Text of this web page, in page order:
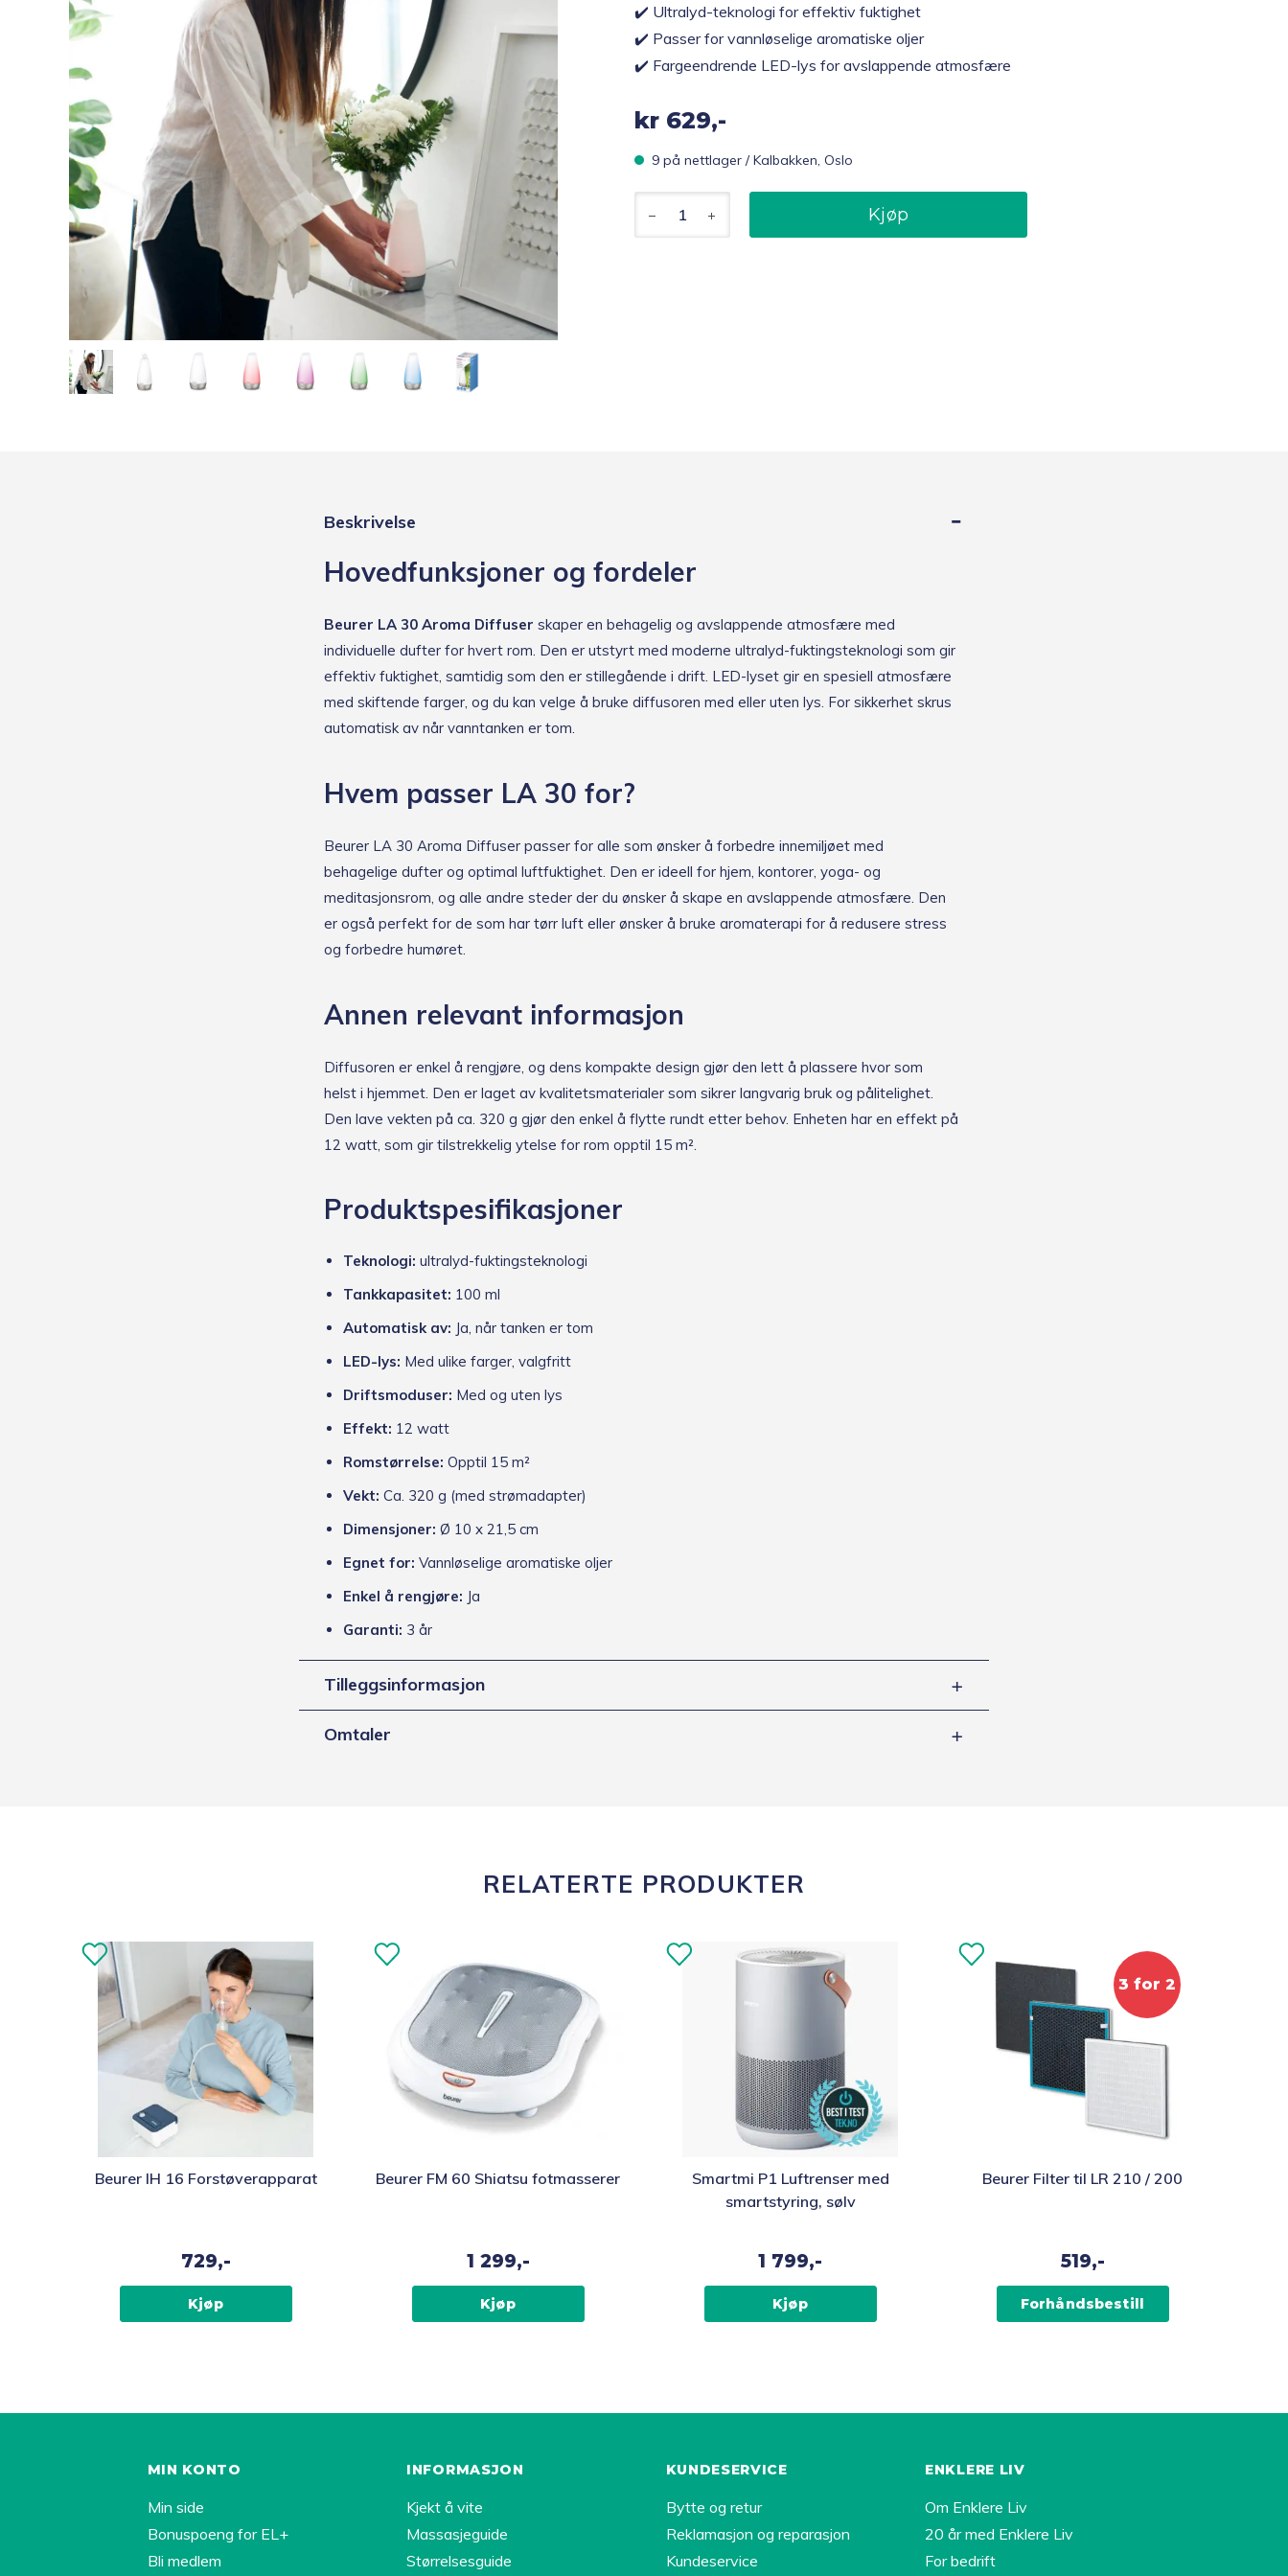
Hjelpemidler
Reservedeler
✔️ Ultralyd-teknologi for effektiv fuktighet
✔️ Passer for vannløselige aromatiske oljer
✔️ Fargeendrende LED-lys for avslappende atmosfære
kr 629,-
9 på nettlager / Kalbakken, Oslo
LA
30
Kjøp
Beskrivelse
Hovedfunksjoner og fordeler
Beurer LA 30 Aroma Diffuser skaper en behagelig og avslappende atmosfære med
individuelle dufter for hvert rom. Den er utstyrt med moderne ultralyd-fuktingsteknologi som gir
effektiv fuktighet, samtidig som den er stillegående i drift. LED-lyset gir en spesiell atmosfære
med skiftende farger, og du kan velge å bruke diffusoren med eller uten lys. For sikkerhet skrus
automatisk av når vanntanken er tom.
Hvem passer LA 30 for?
Beurer LA 30 Aroma Diffuser passer for alle som ønsker å forbedre innemiljøet med
behagelige dufter og optimal luftfuktighet. Den er ideell for hjem, kontorer, yoga- og
meditasjonsrom, og alle andre steder der du ønsker å skape en avslappende atmosfære. Den
er også perfekt for de som har tørr luft eller ønsker å bruke aromaterapi for å redusere stress
og forbedre humøret.
Annen relevant informasjon
Diffusoren er enkel å rengjøre, og dens kompakte design gjør den lett å plassere hvor som
helst i hjemmet. Den er laget av kvalitetsmaterialer som sikrer langvarig bruk og pålitelighet.
Den lave vekten på ca. 320 g gjør den enkel å flytte rundt etter behov. Enheten har en effekt på
12 watt, som gir tilstrekkelig ytelse for rom opptil 15 m².
Produktspesifikasjoner
Teknologi: ultralyd-fuktingsteknologi
Tankkapasitet: 100 ml
Automatisk av: Ja, når tanken er tom
LED-lys: Med ulike farger, valgfritt
Driftsmoduser: Med og uten lys
Effekt: 12 watt
Romstørrelse: Opptil 15 m²
Vekt: Ca. 320 g (med strømadapter)
Dimensjoner: Ø 10 x 21,5 cm
Egnet for: Vannløselige aromatiske oljer
Enkel å rengjøre: Ja
Garanti: 3 år
Tilleggsinformasjon
Omtaler
RELATERTE PRODUKTER
Beurer IH 16 Forstøverapparat
729,-
Kjøp
Beurer FM 60 Shiatsu fotmasserer
1 299,-
Kjøp
Smartmi P1 Luftrenser med
smartstyring, sølv
1 799,-
Kjøp
3 for 2
Beurer Filter til LR 210 / 200
519,-
Forhåndsbestill
MIN KONTO
Min side
Bonuspoeng for EL+
Bli medlem
INFORMASJON
Kjekt å vite
Massasjeguide
Størrelsesguide
KUNDESERVICE
Bytte og retur
Reklamasjon og reparasjon
Kundeservice
ENKLERE LIV
Om Enklere Liv
20 år med Enklere Liv
For bedrift